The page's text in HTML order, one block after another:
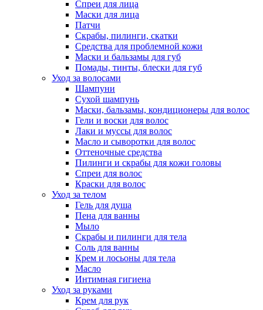
Спреи для лица
Маски для лица
Патчи
Скрабы, пилинги, скатки
Средства для проблемной кожи
Маски и бальзамы для губ
Помады, тинты, блески для губ
Уход за волосами
Шампуни
Сухой шампунь
Маски, бальзамы, кондиционеры для волос
Гели и воски для волос
Лаки и муссы для волос
Масло и сыворотки для волос
Оттеночные средства
Пилинги и скрабы для кожи головы
Спреи для волос
Краски для волос
Уход за телом
Гель для душа
Пена для ванны
Мыло
Скрабы и пилинги для тела
Соль для ванны
Крем и лосьоны для тела
Масло
Интимная гигиена
Уход за руками
Крем для рук